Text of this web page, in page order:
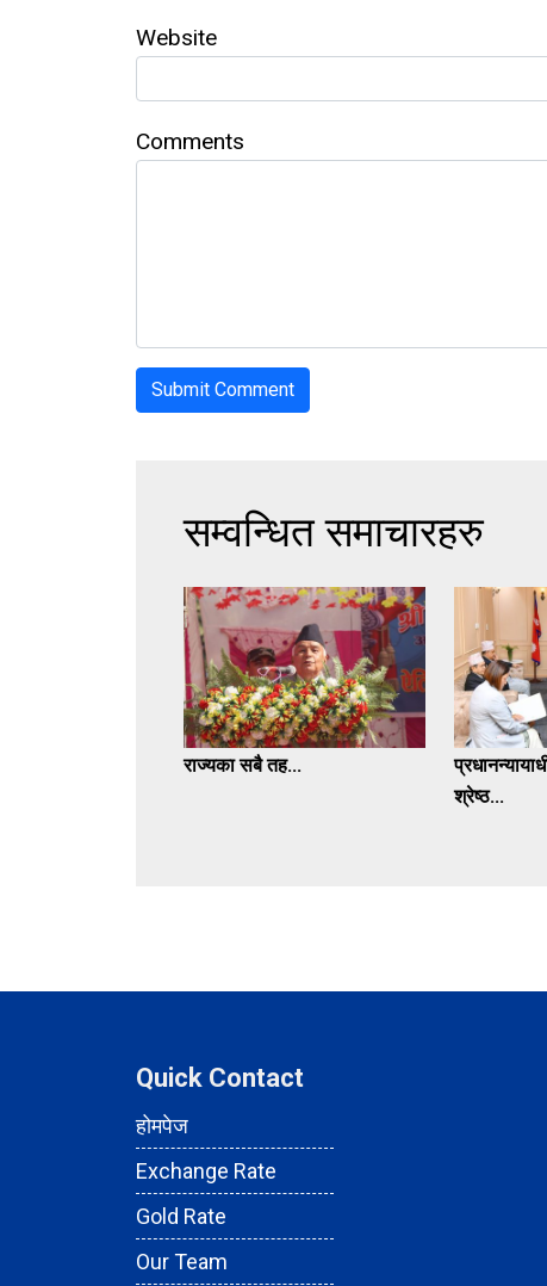
Website
Comments
सम्वन्धित समाचारहरु
राज्यका सबै तह...
श्रेष्ठ...
Quick Contact
होमपेज
Exchange Rate
Gold Rate
Our Team